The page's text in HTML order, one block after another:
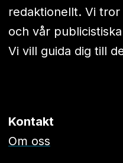
redaktionellt. Vi
och vår
Vi vill guida dig till
Kontakt
Om oss